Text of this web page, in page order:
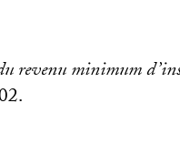
revenu minimum